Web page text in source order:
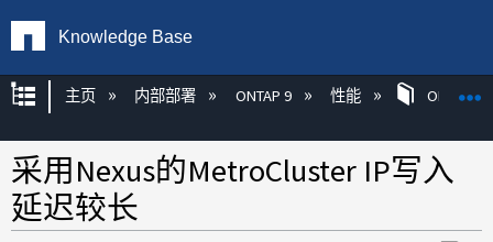
Knowledge Base
扩展/隐缩全局层次
主页 内部部署 ONTAP 9 性能 ONTAP
采用Nexus的MetroCluster IP写入
延迟较长